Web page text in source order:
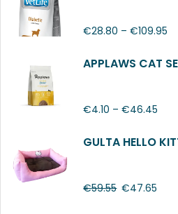
€28.80 – €109.95
APPLAWS CAT
€4.10 – €46.45
GULTA HELLO
€59.55 €47.65